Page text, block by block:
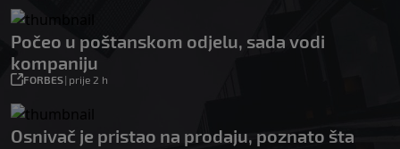
Počeo u poštanskom odjelu, sada vodi
kompaniju
FORBES| prije 2 h
Osnivač je pristao na prodaju, poznato šta